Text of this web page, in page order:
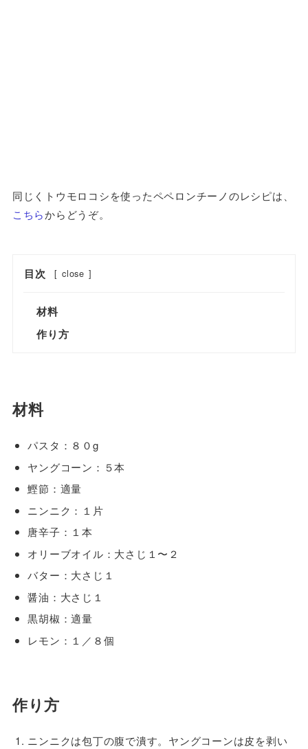
同じくトウモロコシを使ったペペロンチーノのレシピは、
こちらからどうぞ。
目次 [ close ]
材料
作り方
材料
パスタ：８０g
ヤングコーン：５本
鰹節：適量
ニンニク：１片
唐辛子：１本
オリーブオイル：大さじ１〜２
バター：大さじ１
醤油：大さじ１
黒胡椒：適量
レモン：１／８個
作り方
ニンニクは包丁の腹で潰す。ヤングコーンは皮を剥い